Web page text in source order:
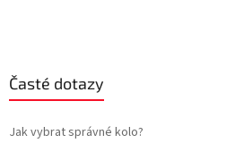
Časté dotazy
Jak vybrat správné kolo?